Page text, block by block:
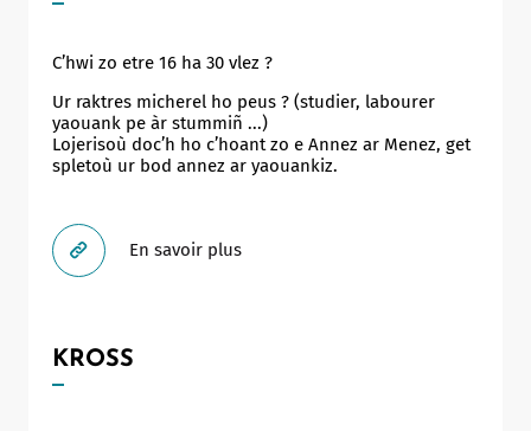
C’hwi zo etre 16 ha 30 vlez ?
Ur raktres micherel ho peus ? (studier, labourer
yaouank pe àr stummiñ ...)
Lojerisoù doc’h ho c’hoant zo e Annez ar Menez, get
spletoù ur bod annez ar yaouankiz.
En savoir plus
KROSS